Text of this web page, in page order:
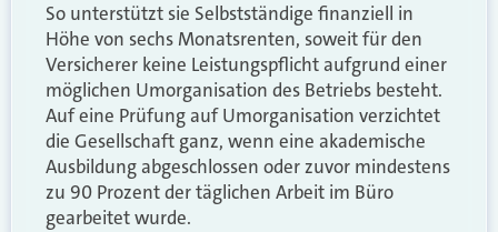
So unterstützt sie Selbstständige finanziell in
Höhe von sechs Monatsrenten, soweit für den
Versicherer keine Leistungspflicht aufgrund einer
möglichen Umorganisation des Betriebs besteht.
Auf eine Prüfung auf Umorganisation verzichtet
die Gesellschaft ganz, wenn eine akademische
Ausbildung abgeschlossen oder zuvor mindestens
zu 90 Prozent der täglichen Arbeit im Büro
gearbeitet wurde.